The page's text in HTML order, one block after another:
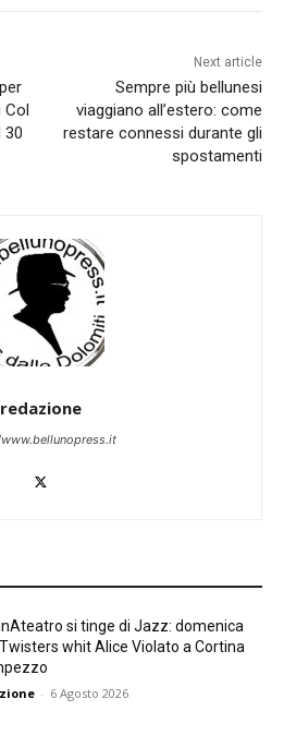
Col
30
Next article
Sempre più bellunesi
viaggiano all’estero: come
restare connessi durante gli
spostamenti
redazione
si tinge di Jazz: domenica
whit Alice Violato a Cortina
- 6 Agosto 2026